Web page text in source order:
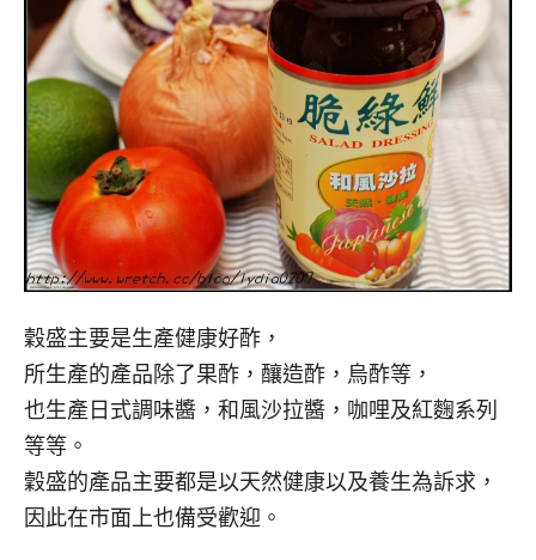
穀盛主要是生產健康好酢，
所生產的產品除了果酢，釀造酢，烏酢等，
也生產日式調味醬，和風沙拉醬，咖哩及紅麴系列
等等。
穀盛的產品主要都是以天然健康以及養生為訴求，
因此在市面上也備受歡迎。